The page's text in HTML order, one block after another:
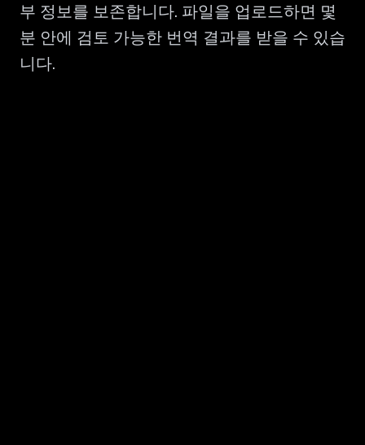
부 정보를 보존합니다. 파일을 업로드하면 몇
분 안에 검토 가능한 번역 결과를 받을 수 있습
니다.